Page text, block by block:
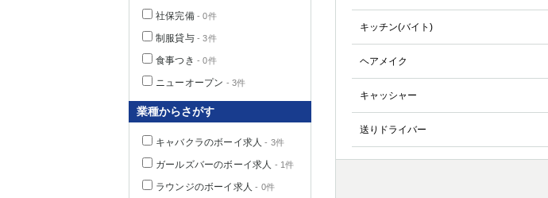
キッチン(バイト)
ヘアメイク
キャッシャー
送りドライバー
社保完備- 0件
制服貸与- 3件
食事つき - 0件
ニューオープン - 3件
業種からさがす
キャバクラのボーイ求人 - 3件
ガールズバーのボーイ求人 - 1件
ラウンジのボーイ求人 - 0件
茅ヶ崎 戸塚
厚木
大宮
千葉県 船橋 津田沼